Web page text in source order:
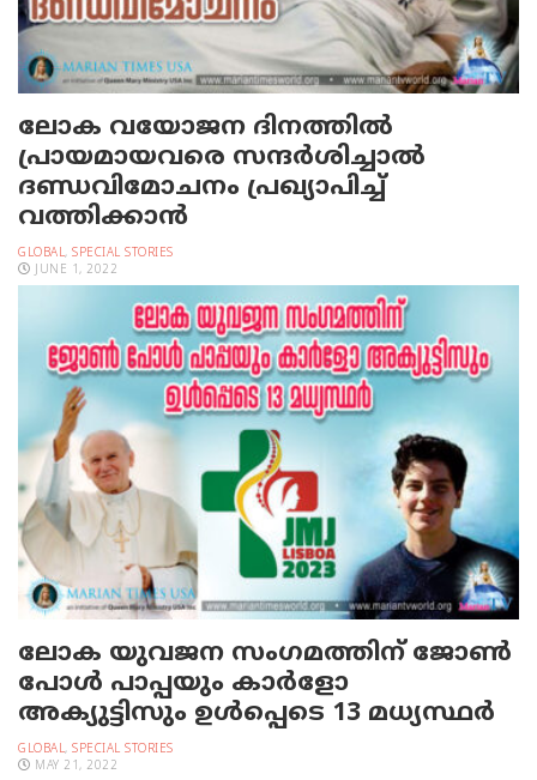
ലോക വയോജന ദിനത്തിൽ
പ്രായമായവരെ സന്ദർശിച്ചാൽ
ദണ്ഡവിമോചനം പ്രഖ്യാപിച്ച്
വത്തിക്കാൻ
GLOBAL, SPECIAL STORIES
JUNE 1, 2022
ലോക യുവജന സംഗമത്തിന് ജോൺ
പോൾ പാപ്പയും കാര്‍ളോ
അക്യുട്ടിസും ഉൾപ്പെടെ 13 മധ്യസ്ഥർ
GLOBAL, SPECIAL STORIES
MAY 21, 2022